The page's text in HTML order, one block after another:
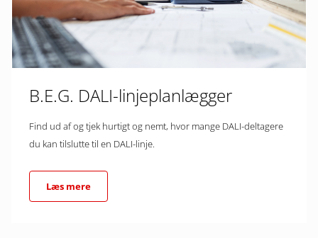
B.E.G. DALI-linjeplanlægger
Find ud af og tjek hurtigt og nemt, hvor mange DALI-deltagere
du kan tilslutte til en DALI-linje.
Læs mere